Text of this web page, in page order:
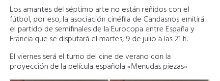
Los amantes del séptimo arte no están reñidos con el
fútbol, por eso, la asociación cinéfila de Candasnos emitirá
el partido de semifinales de la Eurocopa entre España y
Francia que se disputará el martes, 9 de julio a las 21 h.
El viernes será el turno del cine de verano con la
proyección de la película española «Menudas piezas»